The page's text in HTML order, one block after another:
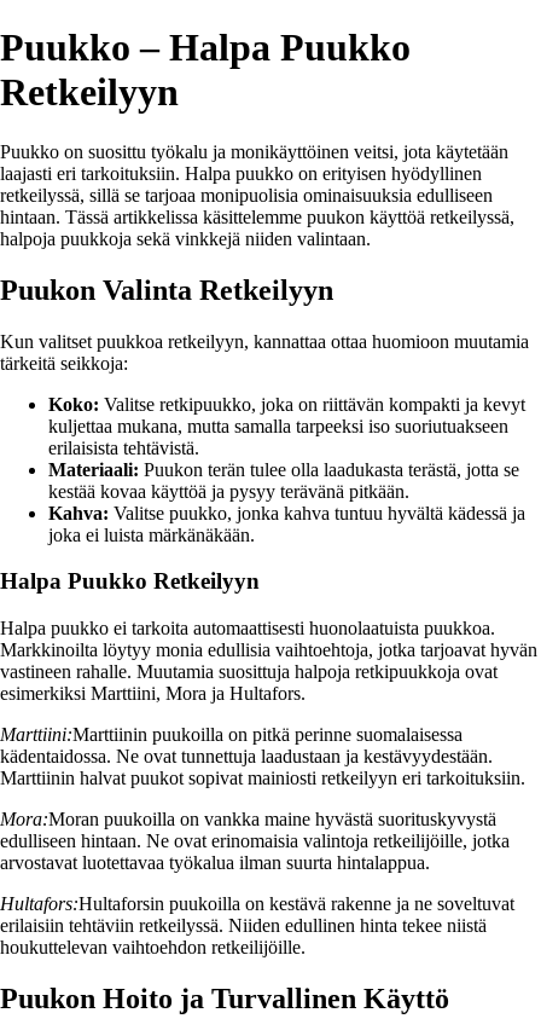
Puukko – Halpa Puukko
Retkeilyyn
Puukko on suosittu työkalu ja monikäyttöinen veitsi, jota käytetään
laajasti eri tarkoituksiin. Halpa puukko on erityisen hyödyllinen
retkeilyssä, sillä se tarjoaa monipuolisia ominaisuuksia edulliseen
hintaan. Tässä artikkelissa käsittelemme puukon käyttöä retkeilyssä,
halpoja puukkoja sekä vinkkejä niiden valintaan.
Puukon Valinta Retkeilyyn
Kun valitset puukkoa retkeilyyn, kannattaa ottaa huomioon muutamia
tärkeitä seikkoja:
Koko: Valitse retkipuukko, joka on riittävän kompakti ja kevyt
kuljettaa mukana, mutta samalla tarpeeksi iso suoriutuakseen
erilaisista tehtävistä.
Materiaali: Puukon terän tulee olla laadukasta terästä, jotta se
kestää kovaa käyttöä ja pysyy terävänä pitkään.
Kahva: Valitse puukko, jonka kahva tuntuu hyvältä kädessä ja
joka ei luista märkänäkään.
Halpa Puukko Retkeilyyn
Halpa puukko ei tarkoita automaattisesti huonolaatuista puukkoa.
Markkinoilta löytyy monia edullisia vaihtoehtoja, jotka tarjoavat hyvän
vastineen rahalle. Muutamia suosittuja halpoja retkipuukkoja ovat
esimerkiksi Marttiini, Mora ja Hultafors.
Marttiini:Marttiinin puukoilla on pitkä perinne suomalaisessa
kädentaidossa. Ne ovat tunnettuja laadustaan ja kestävyydestään.
Marttiinin halvat puukot sopivat mainiosti retkeilyyn eri tarkoituksiin.
Mora:Moran puukoilla on vankka maine hyvästä suorituskyvystä
edulliseen hintaan. Ne ovat erinomaisia valintoja retkeilijöille, jotka
arvostavat luotettavaa työkalua ilman suurta hintalappua.
Hultafors:Hultaforsin puukoilla on kestävä rakenne ja ne soveltuvat
erilaisiin tehtäviin retkeilyssä. Niiden edullinen hinta tekee niistä
houkuttelevan vaihtoehdon retkeilijöille.
Puukon Hoito ja Turvallinen Käyttö